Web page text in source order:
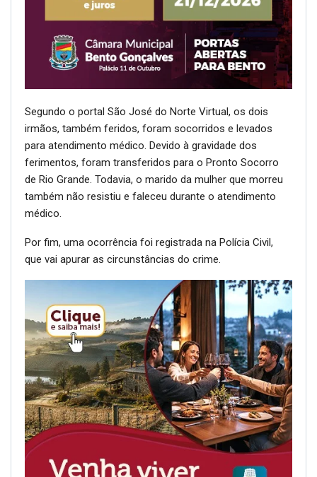
Segundo o portal São José do Norte Virtual, os dois
irmãos, também feridos, foram socorridos e levados
para atendimento médico. Devido à gravidade dos
ferimentos, foram transferidos para o Pronto Socorro
de Rio Grande. Todavia, o marido da mulher que morreu
também não resistiu e faleceu durante o atendimento
médico.
Por fim, uma ocorrência foi registrada na Polícia Civil,
que vai apurar as circunstâncias do crime.